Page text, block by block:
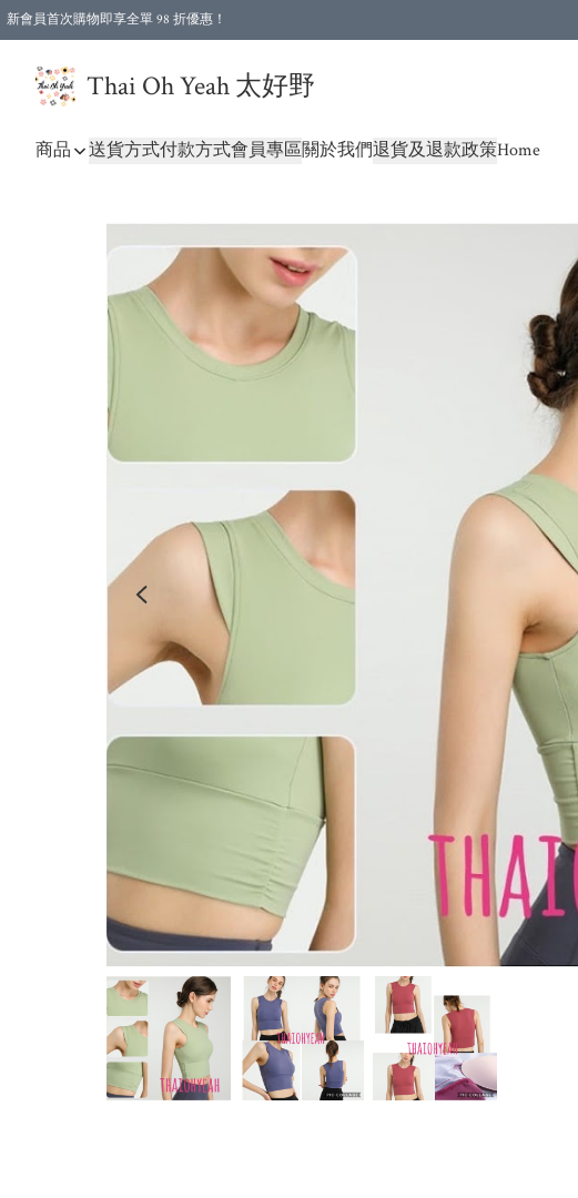
新會員首次購物即享全單 98 折優惠！
Thai Oh Yeah 太好野
商品 送貨方式付款方式會員專區關於我們退貨及退款政策Home